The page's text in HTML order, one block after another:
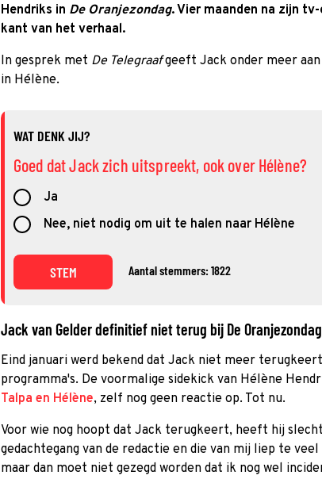
Hendriks in De Oranjezondag. Vier maanden na zijn
kant van het verhaal.
In gesprek met De Telegraafgeeft Jack onder meer
in Hélène.
WAT DENK JIJ?
Goed dat Jack zich uitspreekt, ook over Hélène?
Ja
Nee, niet nodig om uit te halen naar Hélène
STEM Aantal stemmers: 1822
Jack van Gelder definitief niet terug bij De Oranjezondag
Eind januari werd bekend dat Jack niet meer
programma's. De voormalige sidekick van Hélène
Talpa en Hélène, zelf nog geen reactie op. Tot nu.
Voor wie nog hoopt dat Jack terugkeert, heeft hij
gedachtegang van de redactie en die van mij liep te
maar dan moet niet gezegd worden dat ik nog wel